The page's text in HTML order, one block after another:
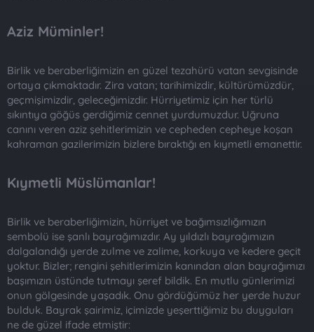
Aziz Müminler!
Birlik ve beraberliğimizin en güzel tezahürü vatan sevgisinde
ortaya çıkmaktadır. Zira vatan; tarihimizdir, kültürümüzdür,
geçmişimizdir, geleceğimizdir. Hürriyetimiz için her türlü
sıkıntıya göğüs gerdiğimiz cennet yurdumuzdur. Uğruna
canını veren aziz şehitlerimizin ve cepheden cepheye koşan
kahraman gazilerimizin bizlere bıraktığı en kıymetli emanettir.
Kıymetli Müslümanlar!
Birlik ve beraberliğimizin, hürriyet ve bağımsızlığımızın
sembolü ise şanlı bayrağımızdır. Ay yıldızlı bayrağımızın
dalgalandığı yerde zulme ve zalime, korkuya ve kedere geçit
yoktur. Bizler; rengini şehitlerimizin kanından alan bayrağımızı
başımızın üstünde tutmayı şeref bildik. En mutlu günlerimizi
onun gölgesinde yaşadık. Onu gördüğümüz her yerde huzur
bulduk. Bayrak şairimiz, içimizde yeşerttiğimiz bu duyguları
ne de güzel ifade etmiştir: